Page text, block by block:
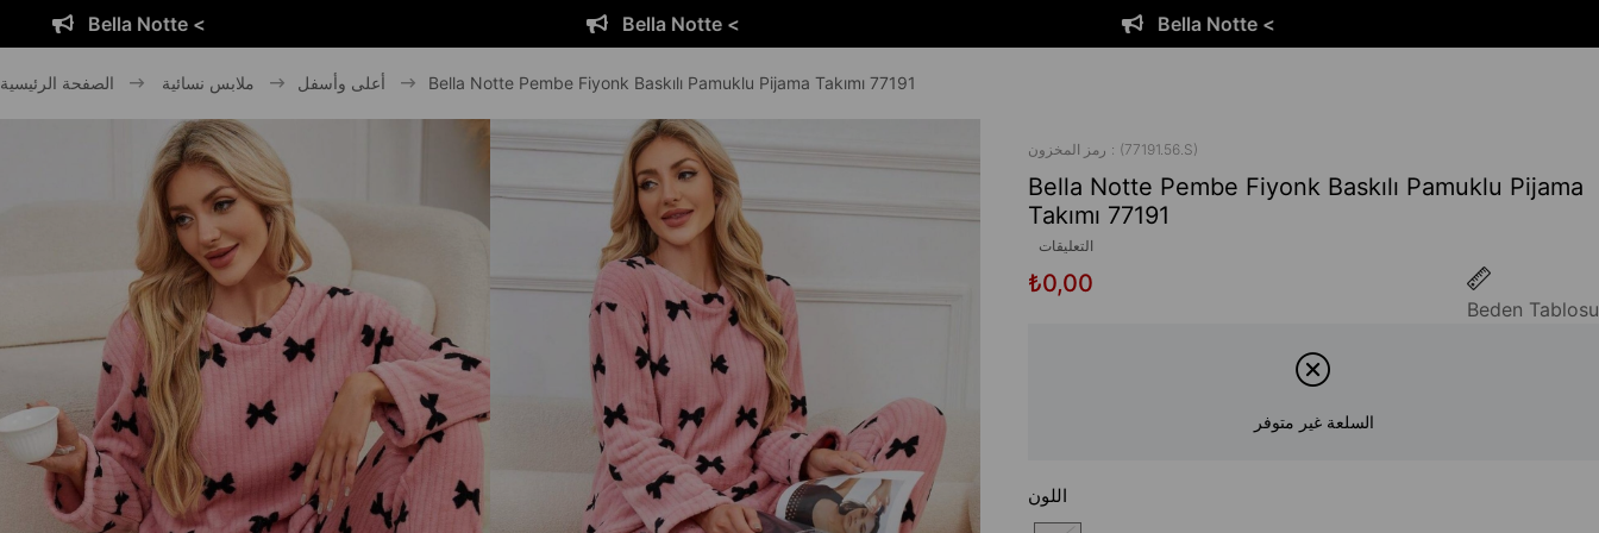
الصفحة الرئيسية ملابس نسائية أعلى وأسفل Bella Notte Pembe Fiyonk Baskılı Pamuklu Pijama Takımı 77191
رمز المخزون (77191.56.S)
Bella Notte Pembe Fiyonk Baskılı Pamuklu Pijama
Takımı 77191
التعليقات
₺0,00
Beden Tablosu
السلعة غير متوفر
اللون